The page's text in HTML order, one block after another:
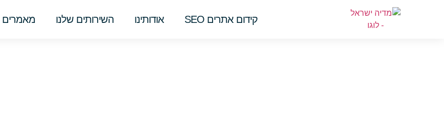
קידום אתרים SEO אודותינו השירותים שלנו מאמרים